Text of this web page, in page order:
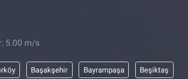
5.00 m/s
Başakşehir Bayrampaşa Beşiktaş